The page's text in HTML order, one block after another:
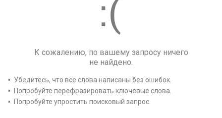
К сожалению, по вашему запросу ничего
не найдено.
Убедитесь, что все слова написаны без ошибок.
Попробуйте перефразировать ключевые слова.
Попробуйте упростить поисковый запрос.